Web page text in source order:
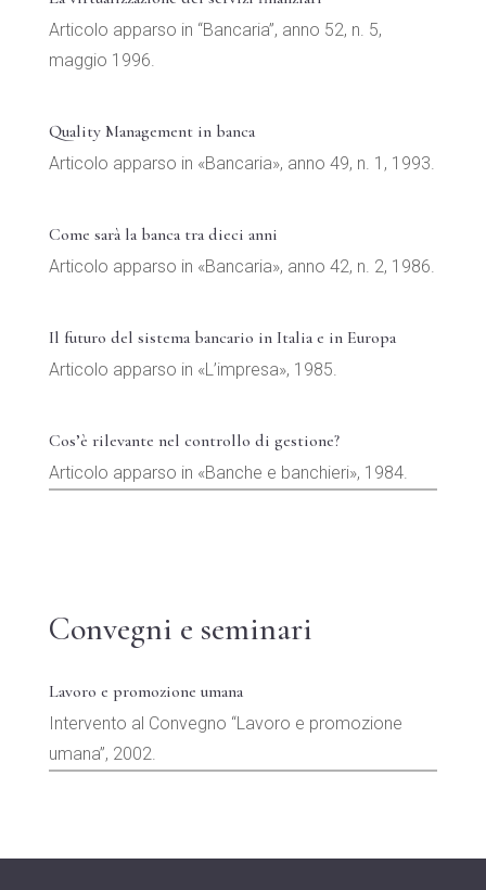
Articolo apparso in “Bancaria”, anno 52, n. 5,
maggio 1996.
Quality Management in banca
Articolo apparso in «Bancaria», anno 49, n. 1, 1993.
Come sarà la banca tra dieci anni
Articolo apparso in «Bancaria», anno 42, n. 2, 1986.
Il futuro del sistema bancario in Italia e in Europa
Articolo apparso in «L’impresa», 1985.
Cos’è rilevante nel controllo di gestione?
Articolo apparso in «Banche e banchieri», 1984.
Convegni e seminari
Lavoro e promozione umana
Intervento al Convegno “Lavoro e promozione
umana”, 2002.